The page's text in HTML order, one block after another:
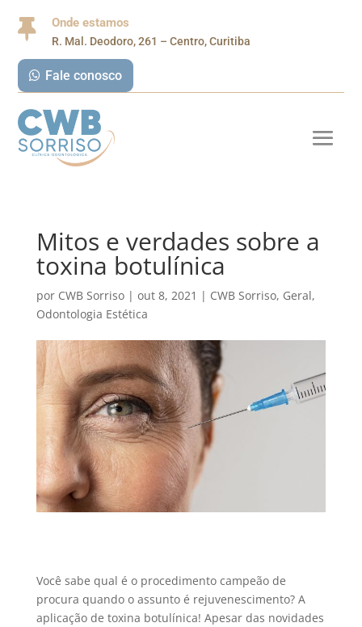
 Onde estamos
R. Mal. Deodoro, 261 – Centro, Curitiba
Fale conosco
Mitos e verdades sobre a
toxina botulínica
por CWB Sorriso| out 8, 2021 | CWB Sorriso, Geral,
Odontologia Estética
Você sabe qual é o procedimento campeão de
procura quando o assunto é rejuvenescimento? A
aplicação de toxina botulínica! Apesar das novidades